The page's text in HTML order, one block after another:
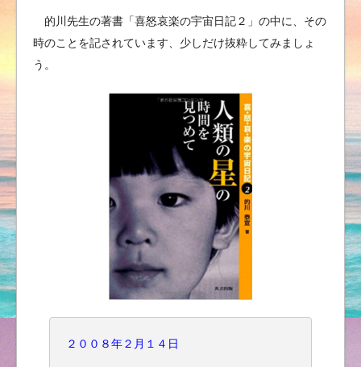
的川先生の著書「喜怒哀楽の宇宙日記２」の中に、その
時のことを記されています、少しだけ抜粋してみましょ
う。
２００８年２月１４日